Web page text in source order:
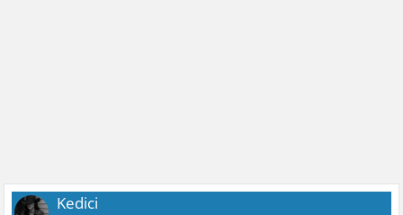
Kedici